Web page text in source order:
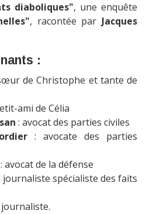
diaboliques", une enquête
, racontée par Jacques
:
de Christophe et tante de
ami de Célia
: avocat des parties civiles
: avocate des parties
: avocat de la défense
journaliste spécialiste des faits
journaliste.